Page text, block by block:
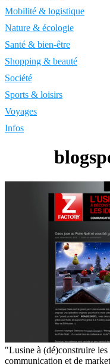
Mobilité & logistique
Nature & écologie
Santé & bien-être
Shopping & beauté
Société
Sports & loisirs
Voyages
Infos
"Lusine à (dé)construire
communication et de